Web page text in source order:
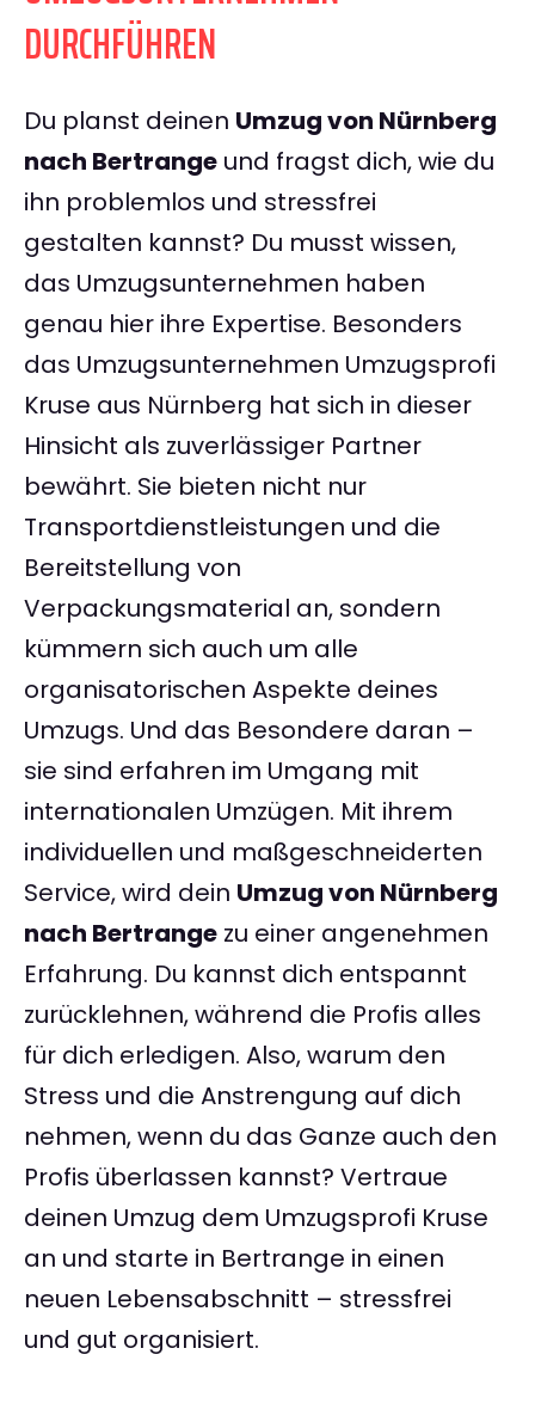
DURCHFÜHREN
Du planst deinen Umzug von Nürnberg
nach Bertrange und fragst dich, wie du
ihn problemlos und stressfrei
gestalten kannst? Du musst wissen,
das Umzugsunternehmen haben
genau hier ihre Expertise. Besonders
das Umzugsunternehmen Umzugsprofi
Kruse aus Nürnberg hat sich in dieser
Hinsicht als zuverlässiger Partner
bewährt. Sie bieten nicht nur
Transportdienstleistungen und die
Bereitstellung von
Verpackungsmaterial an, sondern
kümmern sich auch um alle
organisatorischen Aspekte deines
Umzugs. Und das Besondere daran –
sie sind erfahren im Umgang mit
internationalen Umzügen. Mit ihrem
individuellen und maßgeschneiderten
Service, wird dein Umzug von Nürnberg
nach Bertrange zu einer angenehmen
Erfahrung. Du kannst dich entspannt
zurücklehnen, während die Profis alles
für dich erledigen. Also, warum den
Stress und die Anstrengung auf dich
nehmen, wenn du das Ganze auch den
Profis überlassen kannst? Vertraue
deinen Umzug dem Umzugsprofi Kruse
an und starte in Bertrange in einen
neuen Lebensabschnitt – stressfrei
und gut organisiert.